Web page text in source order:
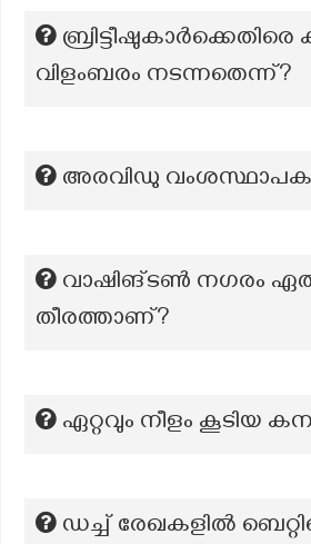
വിളംബരം നടന്നതെന്ന്?
അരവിഡു
വാഷിങ്ടൺ നഗരം
തീരത്താണ്?
ഏറ്റവും നീളം കൂടിയ
ഡച്ച് രേഖകളിൽ